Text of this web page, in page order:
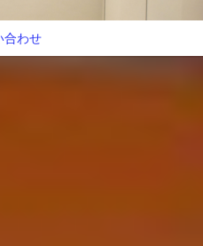
合わせ